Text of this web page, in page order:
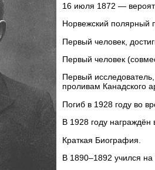
16 июля 1872 —
Норвежский полярный
Первый человек,
Первый человек
Первый
проливам Канадского
Погиб в 1928 году во
В 1928 году
Краткая Биография.
В 1890–1892 учился на